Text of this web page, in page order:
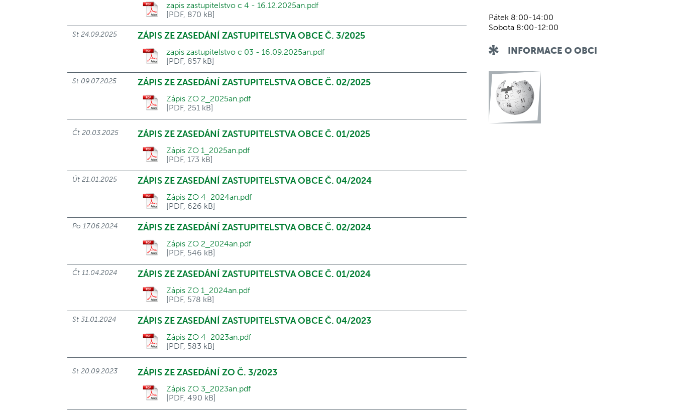
zapis zastupitelstvo c 4 - 16.12.2025an.pdf
[PDF, 870 kB]
St 24.09.2025 ZÁPIS ZE ZASEDÁNÍ ZASTUPITELSTVA OBCE Č. 3/2025
zapis zastupitelstvo c 03 - 16.09.2025an.pdf
[PDF, 857 kB]
St 09.07.2025 ZÁPIS ZE ZASEDÁNÍ ZASTUPITELSTVA OBCE Č. 02/2025
Zápis ZO 2_2025an.pdf
[PDF, 251 kB]
Čt 20.03.2025 ZÁPIS ZE ZASEDÁNÍ ZASTUPITELSTVA OBCE Č. 01/2025
Zápis ZO 1_2025an.pdf
[PDF, 173 kB]
Út 21.01.2025 ZÁPIS ZE ZASEDÁNÍ ZASTUPITELSTVA OBCE Č. 04/2024
Zápis ZO 4_2024an.pdf
[PDF, 626 kB]
Po 17.06.2024 ZÁPIS ZE ZASEDÁNÍ ZASTUPITELSTVA OBCE Č. 02/2024
Zápis ZO 2_2024an.pdf
[PDF, 546 kB]
Čt 11.04.2024 ZÁPIS ZE ZASEDÁNÍ ZASTUPITELSTVA OBCE Č. 01/2024
Zápis ZO 1_2024an.pdf
[PDF, 578 kB]
St 31.01.2024 ZÁPIS ZE ZASEDÁNÍ ZASTUPITELSTVA OBCE Č. 04/2023
Zápis ZO 4_2023an.pdf
[PDF, 583 kB]
St 20.09.2023 ZÁPIS ZE ZASEDÁNÍ ZO Č. 3/2023
Zápis ZO 3_2023an.pdf
[PDF, 490 kB]
Pátek 8:00-14:00
Sobota 8:00-12:00
INFORMACE O OBCI